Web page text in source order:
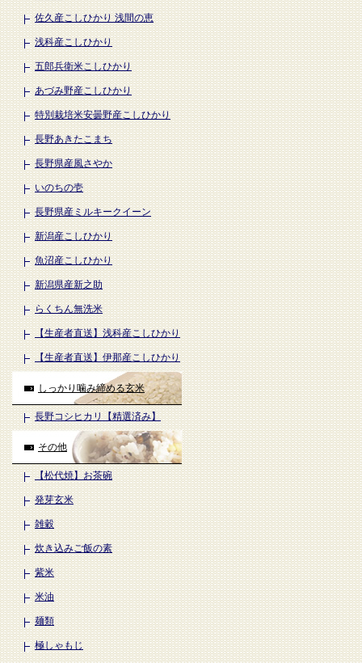
佐久産こしひかり 浅間の恵
浅科産こしひかり
五郎兵衛米こしひかり
あづみ野産こしひかり
特別栽培米安曇野産こしひかり
長野あきたこまち
長野県産風さやか
いのちの壱
長野県産ミルキークイーン
新潟産こしひかり
魚沼産こしひかり
新潟県産新之助
らくちん無洗米
【生産者直送】浅科産こしひかり
【生産者直送】伊那産こしひかり
しっかり噛み締める玄米
長野コシヒカリ【精選済み】
その他
【松代焼】お茶碗
発芽玄米
雑穀
炊き込みご飯の素
紫米
米油
麺類
極しゃもじ